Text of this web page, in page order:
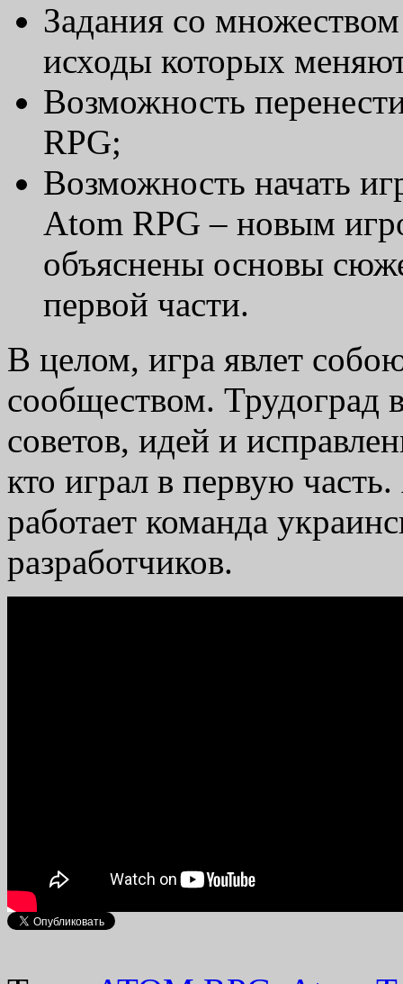
Задания со
исходы которых
Возможность
RPG;
Возможность начать
Atom RPG – новым
объяснены основы
первой части.
В целом, игра явлет
сообществом. Трудоград
советов, идей и
кто играл в первую
работает команда
разработчиков.